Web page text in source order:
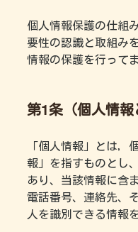
個人情報保護の仕組
要性の認識と取組み
情報の保護を行って
第1条（個人情報
「個人情報」とは，
報」を指すものとし
あり、当該情報に含
電話番号、連絡先、
人を識別できる情報